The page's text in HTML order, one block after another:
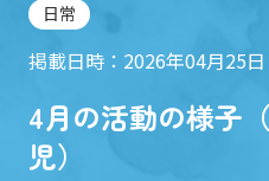
お食事
入園の概要
日常
掲載日時：2026年04月25日
4月の活動の様子
児）